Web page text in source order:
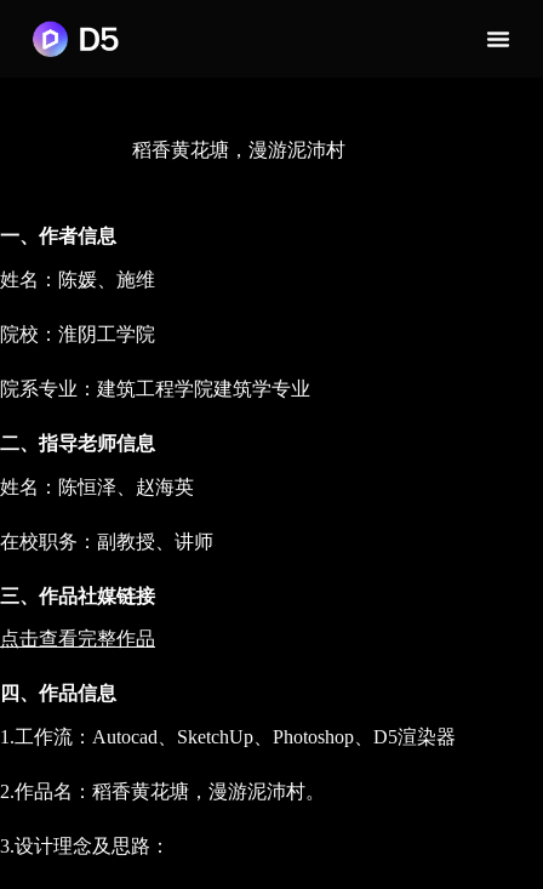
稻香黄花塘，漫游泥沛村
一、作者信息
姓名：陈媛、施维
院校：淮阴工学院
院系专业：建筑工程学院建筑学专业
二、指导老师信息
姓名：陈恒泽、赵海英
在校职务：副教授、讲师
三、作品社媒链接
点击查看完整作品
四、作品信息
1.工作流：Autocad、SketchUp、Photoshop、D5渲染器
2.作品名：稻香黄花塘，漫游泥沛村。
3.设计理念及思路：